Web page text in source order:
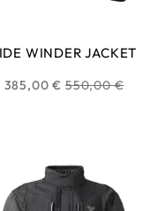
WINDER JACKET
385,00 € Prix
550,00 €